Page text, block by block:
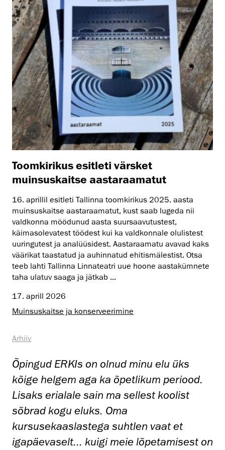
Toomkirikus esitleti värsket
muinsuskaitse aastaraamatut
16. aprillil esitleti Tallinna toomkirikus 2025. aasta
muinsuskaitse aastaraamatut, kust saab lugeda nii
valdkonna möödunud aasta suursaavutustest,
käimasolevatest töödest kui ka valdkonnale olulistest
uuringutest ja analüüsidest. Aastaraamatu avavad kaks
väärikat taastatud ja auhinnatud ehitismälestist. Otsa
teeb lahti Tallinna Linnateatri uue hoone aastakümnete
taha ulatuv saaga ja jätkab ...
17. aprill 2026
Muinsus­kaitse ja konserveerimine
Arhiiv
Õpingud ERKIs on olnud minu elu üks
kõige helgem aga ka õpetlikum periood.
Lisaks erialale sain ma sellest koolist
sõbrad kogu eluks. Oma
kursusekaaslastega suhtlen vaat et
igapäevaselt... kuigi meie lõpetamisest on